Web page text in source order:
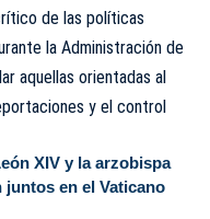
de las políticas
la Administración de
aquellas orientadas al
y el control
XIV y la arzobispa
en el Vaticano